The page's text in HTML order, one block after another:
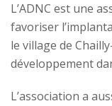
L’ADNC est une
favoriser
le village de
développement
L’association a